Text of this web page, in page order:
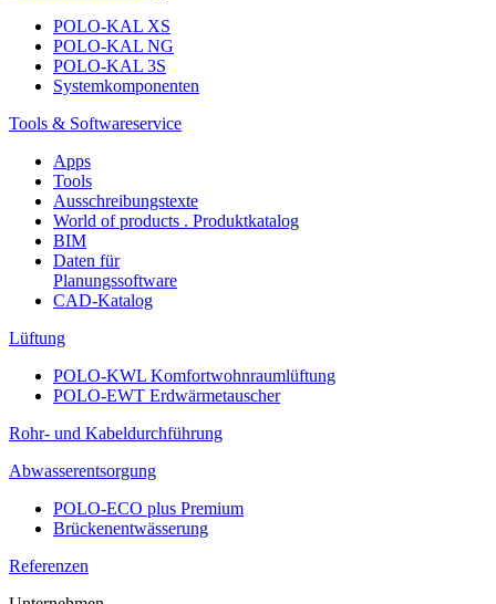
POLO-KAL XS
POLO-KAL NG
POLO-KAL 3S
Systemkomponenten
Tools & Softwareservice
Apps
Tools
Ausschreibungstexte
World of products . Produktkatalog
BIM
Daten für
Planungssoftware
CAD-Katalog
Lüftung
POLO-KWL Komfortwohnraumlüftung
POLO-EWT Erdwärmetauscher
Rohr- und Kabeldurchführung
Abwasserentsorgung
POLO-ECO plus Premium
Brückenentwässerung
Referenzen